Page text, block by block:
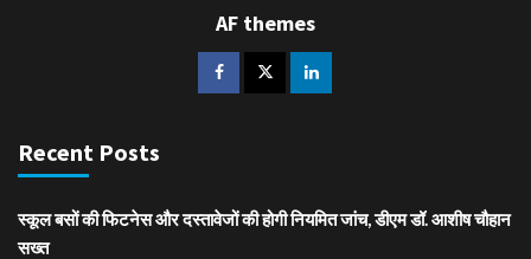
AF themes
Recent Posts
स्कूल बसों की फिटनेस और दस्तावेजों की होगी नियमित जांच, डीएम डॉ. आशीष चौहान
सख्त